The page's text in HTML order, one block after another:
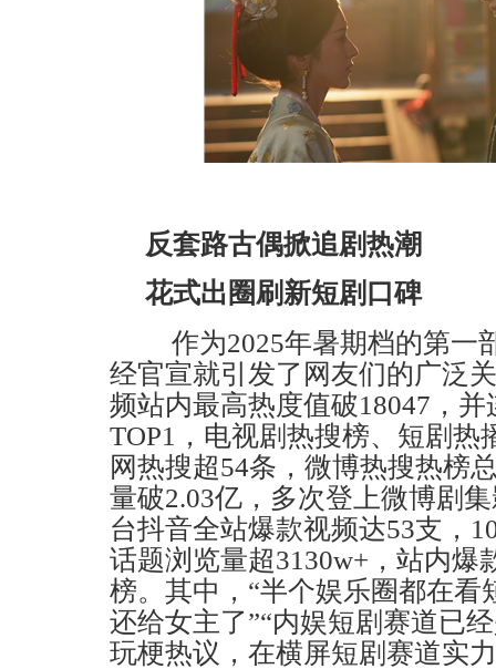
反套路古偶掀追剧热潮
花式出圈刷新短剧口碑
作为2025年暑期档的第一
经官宣就引发了网友们的广泛
频站内最高热度值破18047，
TOP1，电视剧热搜榜、短剧热
网热搜超54条，微博热搜热榜
量破2.03亿，多次登上微博剧
台抖音全站爆款视频达53支，
话题浏览量超3130w+，站内爆
榜。其中，“半个娱乐圈都在看
还给女主了”“内娱短剧赛道已
玩梗热议，在横屏短剧赛道实